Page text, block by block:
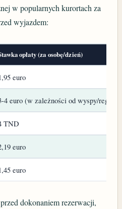
w popularnych kurortach za
wyjazdem:
opłaty (za osobę/dzień)
euro
4 euro (w zależności od wyspy/
TND
euro
euro
dokonaniem rezerwacji,